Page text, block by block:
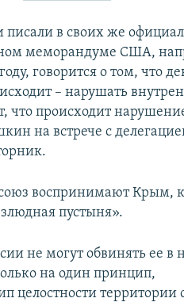
в своих же
меморандуме США,
говорится о том, что
– нарушать
что происходит
на встрече с
воспринимают Крым,
пустыня».
не могут обвинять ее
на один принцип,
целостности территории